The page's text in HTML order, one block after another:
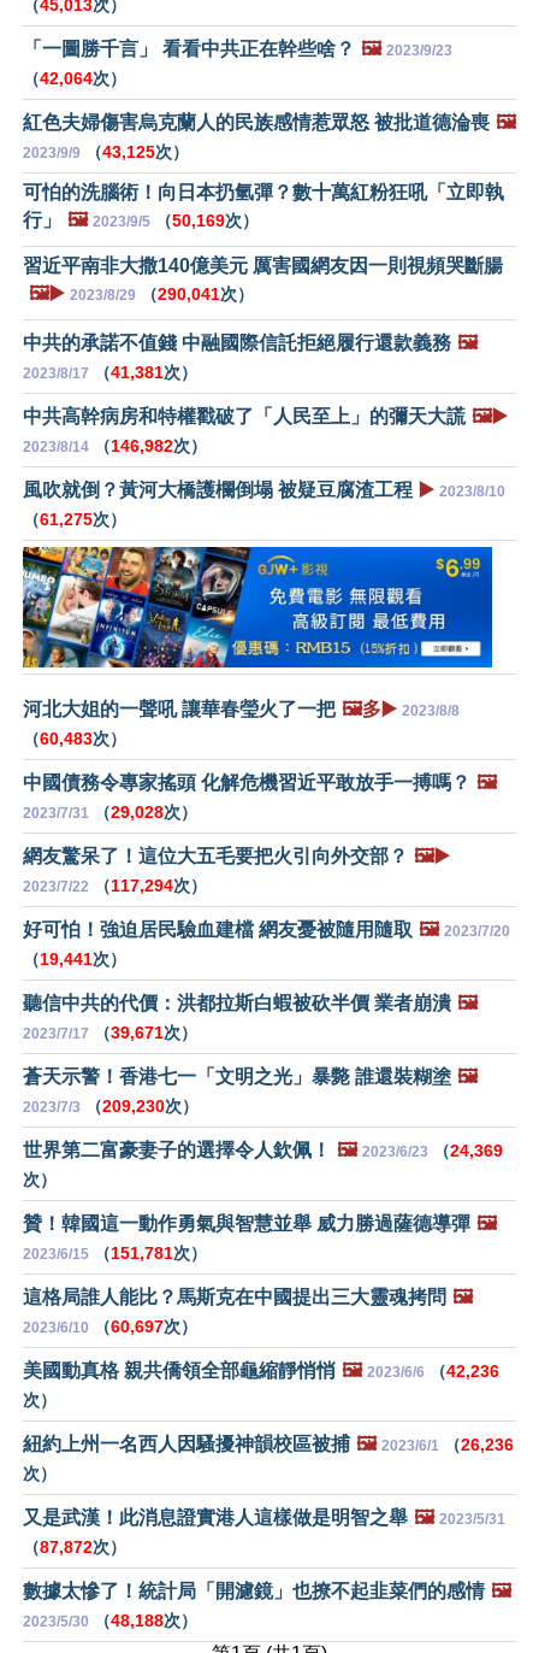
（45,013次）
「一圖勝千言」 看看中共正在幹些啥？ 🖼️ 2023/9/23
（42,064次）
紅色夫婦傷害烏克蘭人的民族感情惹眾怒 被批道德淪喪 🖼️
2023/9/9 （43,125次）
可怕的洗腦術！向日本扔氫彈？數十萬紅粉狂吼「立即執
行」
🖼️ 2023/9/5 （50,169次）
習近平南非大撒140億美元 厲害國網友因一則視頻哭斷腸
🖼️▶️ 2023/8/29 （290,041次）
中共的承諾不值錢 中融國際信託拒絕履行還款義務 🖼️
2023/8/17 （41,381次）
中共高幹病房和特權戳破了「人民至上」的彌天大謊 🖼️▶️
2023/8/14 （146,982次）
風吹就倒？黃河大橋護欄倒塌 被疑豆腐渣工程 ▶️ 2023/8/10
（61,275次）
河北大姐的一聲吼 讓華春瑩火了一把 🖼️多▶️ 2023/8/8
（60,483次）
中國債務令專家搖頭 化解危機習近平敢放手一搏嗎？ 🖼️
2023/7/31 （29,028次）
網友驚呆了！這位大五毛要把火引向外交部？ 🖼️▶️
2023/7/22 （117,294次）
好可怕！強迫居民驗血建檔 網友憂被隨用隨取 🖼️ 2023/7/20
（19,441次）
聽信中共的代價：洪都拉斯白蝦被砍半價 業者崩潰 🖼️
2023/7/17 （39,671次）
蒼天示警！香港七一「文明之光」暴斃 誰還裝糊塗 🖼️
2023/7/3 （209,230次）
世界第二富豪妻子的選擇令人欽佩！ 🖼️ 2023/6/23 （24,369
次）
贊！韓國這一動作勇氣與智慧並舉 威力勝過薩德導彈 🖼️
2023/6/15 （151,781次）
這格局誰人能比？馬斯克在中國提出三大靈魂拷問 🖼️
2023/6/10 （60,697次）
美國動真格 親共僑領全部龜縮靜悄悄 🖼️ 2023/6/6 （42,236
次）
紐約上州一名西人因騷擾神韻校區被捕 🖼️ 2023/6/1 （26,236
次）
又是武漢！此消息證實港人這樣做是明智之舉 🖼️ 2023/5/31
（87,872次）
數據太慘了！統計局「開濾鏡」也撩不起韭菜們的感情 🖼️
2023/5/30 （48,188次）